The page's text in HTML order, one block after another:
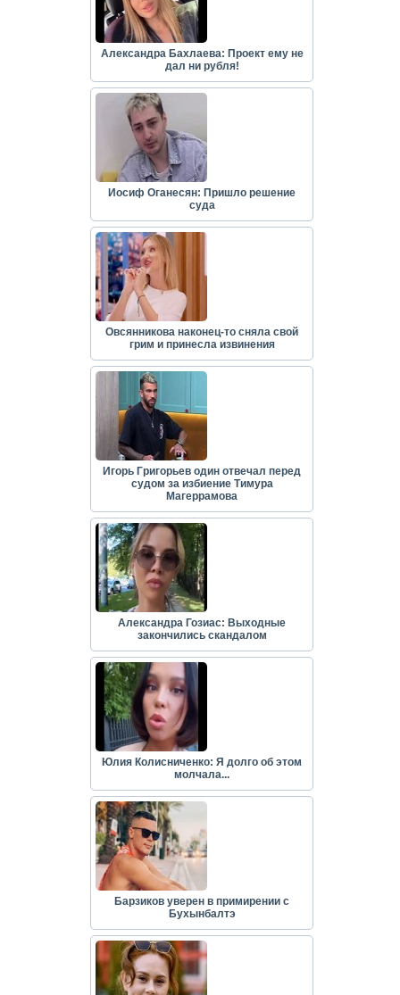
Александра Бахлаева: Проект ему не
дал ни рубля!
Иосиф Оганесян: Пришло решение
суда
Овсянникова наконец-то сняла свой
грим и принесла извинения
Игорь Григорьев один отвечал перед
судом за избиение Тимура
Магеррамова
Александра Гозиас: Выходные
закончились скандалом
Юлия Колисниченко: Я долго об этом
молчала...
Барзиков уверен в примирении с
Бухынбалтэ